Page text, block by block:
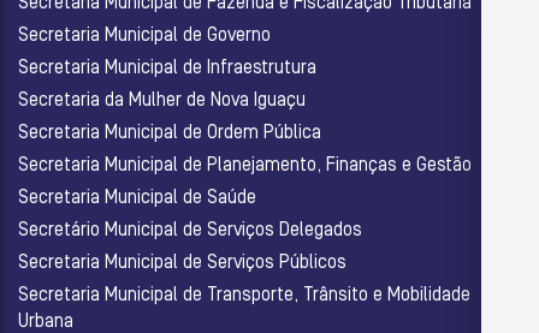
Secretaria Municipal de Governo
Secretaria Municipal de Infraestrutura
Secretaria da Mulher de Nova Iguaçu
Secretaria Municipal de Ordem Pública
Secretaria Municipal de Planejamento, Finanças e Gestão
Secretaria Municipal de Saúde
Secretário Municipal de Serviços Delegados
Secretaria Municipal de Serviços Públicos
Secretaria Municipal de Transporte, Trânsito e Mobilidade
Urbana